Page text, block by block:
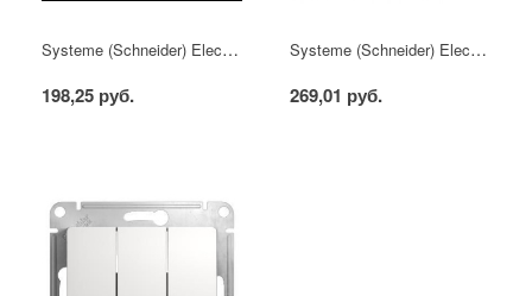
Systeme (Schneider) Electric GLOSSA выключатель 1кл. белый механизм
198,25 руб.
Systeme (Schneider) Electric GLOSSA выключатель 2кл. белый механизм
269,01 руб.